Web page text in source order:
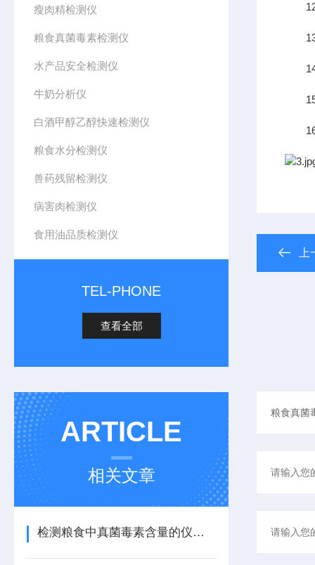
瘦肉精检测仪
粮食真菌毒素检测仪
水产品安全检测仪
牛奶分析仪
白酒甲醇乙醇快速检测仪
粮食水分检测仪
兽药残留检测仪
病害肉检测仪
食用油品质检测仪
TEL-PHONE
查看全部
ARTICLE
相关文章
检测粮食中真菌毒素含量的仪器-粮食真菌毒素检测仪
12
13
14
15
16